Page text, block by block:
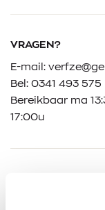
VRAGEN?
E-mail:
Bel: 0341 493 575
Bereikbaar ma
17:00u